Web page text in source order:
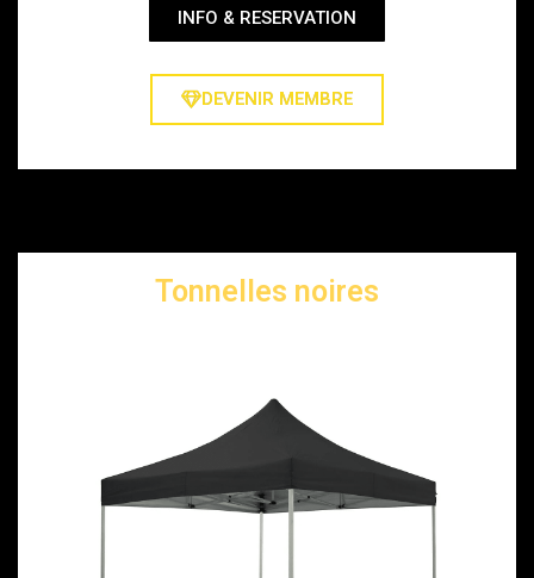
INFO & RESERVATION
DEVENIR MEMBRE
Tonnelles noires